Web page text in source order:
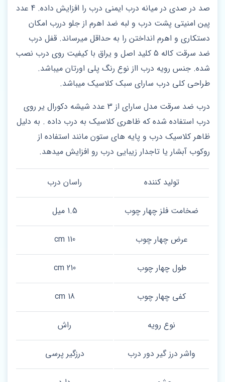
صد در صدی در میانه درب ایمنی درب را افزایش داده. 4 عدد
پین امنیتی پشت درب و لبه ضد اهرم از جلو دررب امکان
دستکاری و اهرم انداختن را به حداقل میرساند. قفل درب
ضد سرقت کاله 5 کلید اصل و یراق با کیفیت روی درب نصب
شده. جنس رویه درب ااز نوع رنگ پلی اورتان میباشد.
طراحی کلی درب سارای سبک کلاسیک میباشد.
درب ضد سرقت مدل سارای از 3 عدد شیشه دکورال یر روی
درب استفاده شده که ظاهری کلاسیک به درب داده . به دلیل
ظاهر کلاسیک درب و پایه های ستون مانند استفاده از
روکوب آبشار یا تاجدار زیبایی درب رو افزایش میدهد.
تولید کننده راسان درب
ضخامت فلز چهار چوب 1.5 میل
عرض چهار چوب 110 cm
طول چهار چوب 210 cm
کفی چهار چوب 18 cm
نوع رویه راش
واشر درز گیر دور درب درزگیر پرسی